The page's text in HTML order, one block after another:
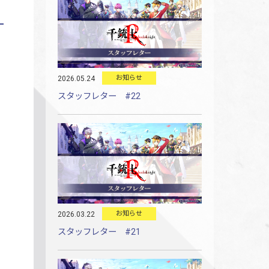
2026.05.24 お知らせ
スタッフレター #22
2026.03.22 お知らせ
スタッフレター #21